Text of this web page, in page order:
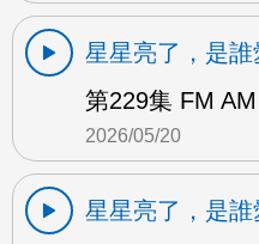
星星亮了，是誰
第229集 FM AM
2026/05/20
星星亮了，是誰